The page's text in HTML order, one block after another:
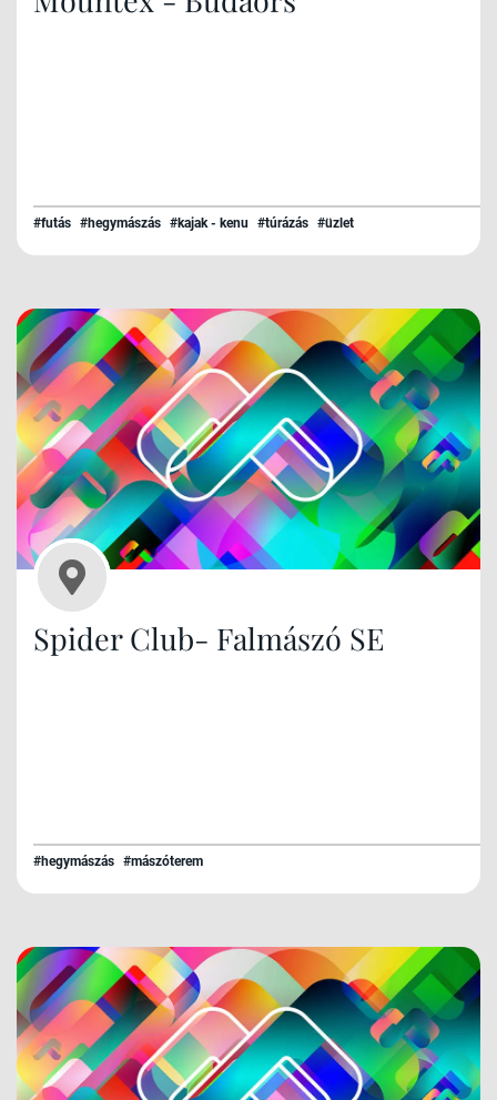
#futás #hegymászás #kajak - kenu #túrázás #üzlet
Spider Club- Falmászó SE
#hegymászás #mászóterem